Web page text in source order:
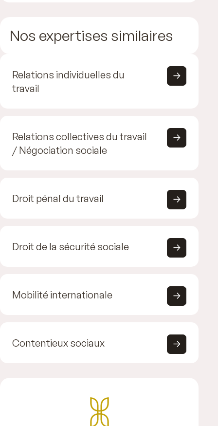
Nos expertises similaires
Relations individuelles du
travail
Relations collectives du travail
/ Négociation sociale
Droit pénal du travail
Droit de la sécurité sociale
Mobilité internationale
Contentieux sociaux